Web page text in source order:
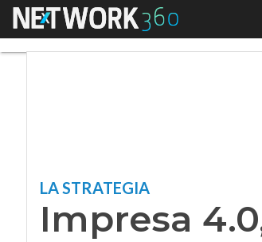
Menu
LA STRATEGIA
Impresa